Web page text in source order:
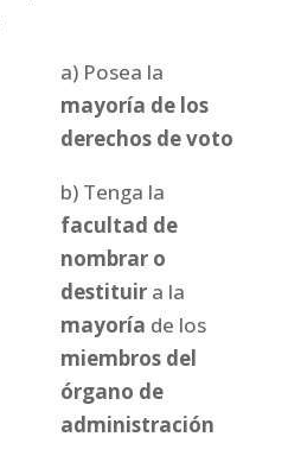
a) Posea la
mayoría de los
derechos de voto
b) Tenga la
facultad de
nombrar o
destituira la
mayoría de los
miembros del
órgano de
administración